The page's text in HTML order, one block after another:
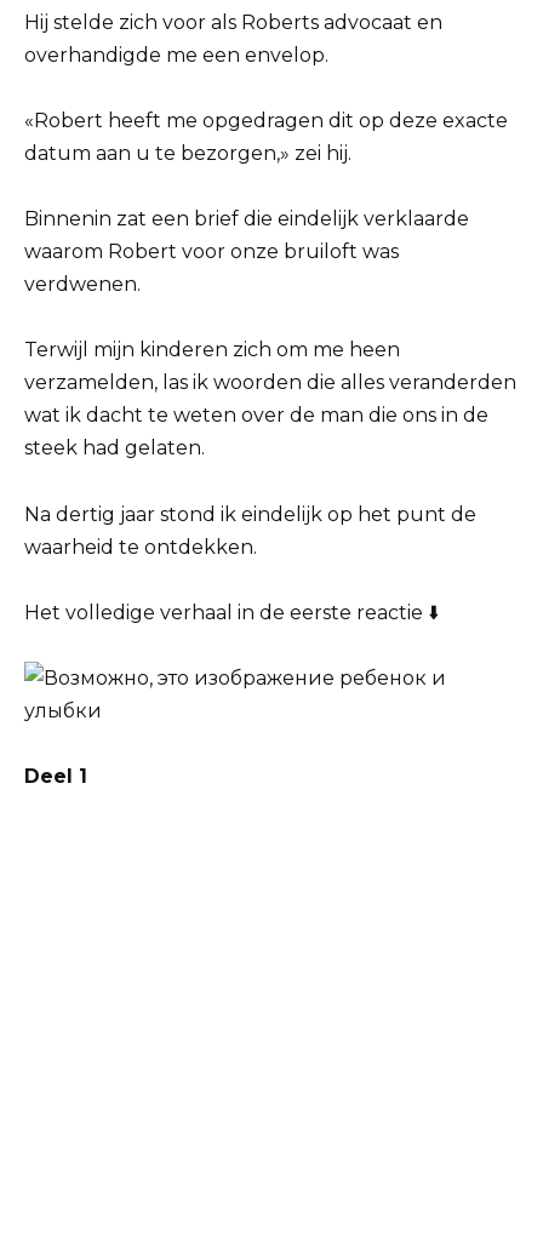
Hij stelde zich voor als Roberts advocaat en
overhandigde me een envelop.
«Robert heeft me opgedragen dit op deze exacte
datum aan u te bezorgen,» zei hij.
Binnenin zat een brief die eindelijk verklaarde
waarom Robert voor onze bruiloft was
verdwenen.
Terwijl mijn kinderen zich om me heen
verzamelden, las ik woorden die alles veranderden
wat ik dacht te weten over de man die ons in de
steek had gelaten.
Na dertig jaar stond ik eindelijk op het punt de
waarheid te ontdekken.
Het volledige verhaal in de eerste reactie ⬇️
Deel 1